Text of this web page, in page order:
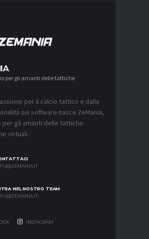
per gli amanti delle tattiche
per il calcio tattico e dalla
sui software nasce ZeMania,
per gli amanti delle tattiche
virtuali.
NEL NOSTRO TEAM
INSTAGRAM